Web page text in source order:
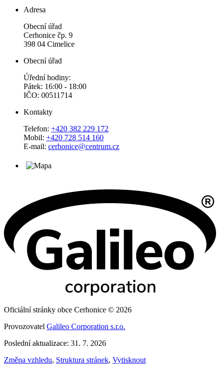
Adresa
Obecní úřad
Cerhonice čp. 9
398 04 Cimelice
Obecní úřad
Úřední hodiny:
Pátek: 16:00 - 18:00
IČO: 00511714
Kontakty
Telefon: +420 382 229 172
Mobil: +420 728 514 160
E-mail: cerhonice@centrum.cz
Oficiální stránky obce Cerhonice © 2026
Provozovatel Galileo Corporation s.r.o.
Poslední aktualizace: 31. 7. 2026
Změna vzhledu, Struktura stránek, Vytisknout